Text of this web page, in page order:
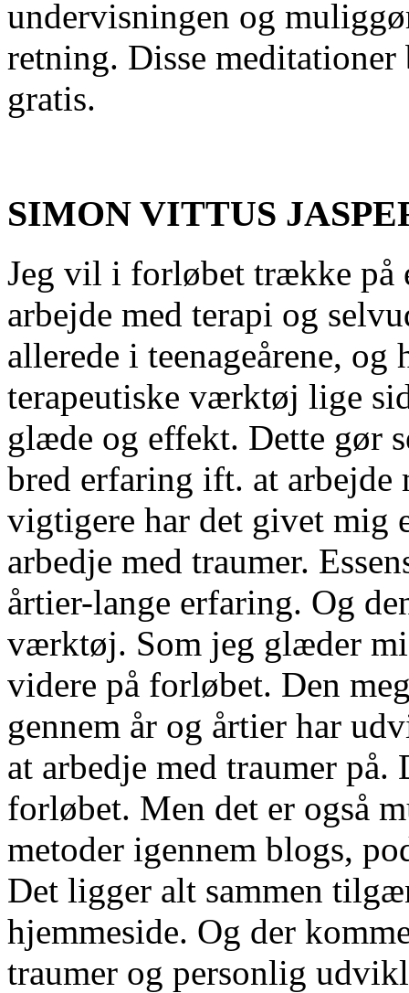
undervisningen og
retning. Disse
gratis.
SIMON VITTUS
Jeg vil i forløbet trække på
arbejde med terapi og
allerede i teenageårene,
terapeutiske værktøj lige
glæde og effekt. Dette gør
bred erfaring ift. at arbejde
vigtigere har det givet mig
arbedje med traumer.
årtier-lange erfaring. Og
værktøj. Som jeg glæder
videre på forløbet. Den
gennem år og årtier har
at arbedje med traumer
forløbet. Men det er også
metoder igennem blogs,
Det ligger alt sammen
hjemmeside. Og der
traumer og personlig